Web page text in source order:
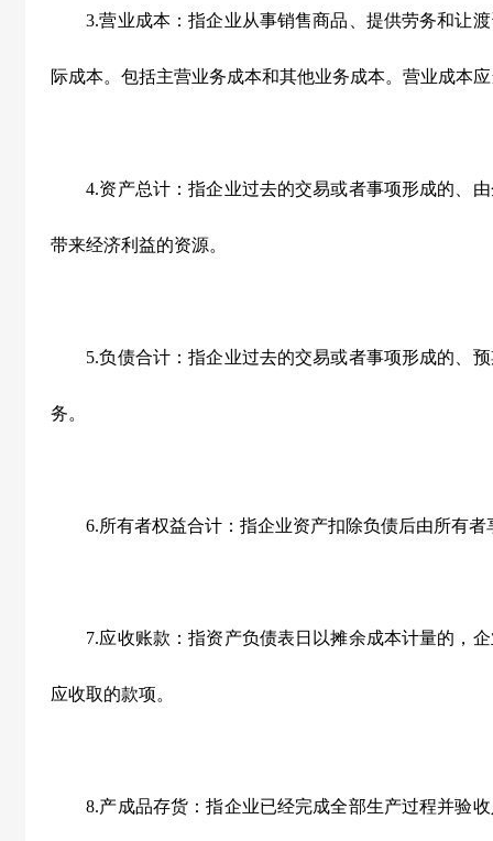
3.营业成本：指企业从事销售商品、提供劳务和让渡
际成本。包括主营业务成本和其他业务成本。营业成本
4.资产总计：指企业过去的交易或者事项形成的、由
带来经济利益的资源。
5.负债合计：指企业过去的交易或者事项形成的、预
务。
6.所有者权益合计：指企业资产扣除负债后由所有者
7.应收账款：指资产负债表日以摊余成本计量的，企
应收取的款项。
8.产成品存货：指企业已经完成全部生产过程并验收